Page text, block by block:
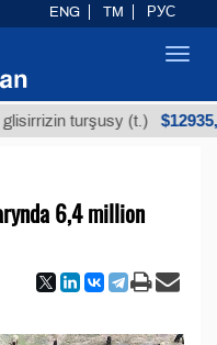
turşusy (t.) $12935,18
6,4 million
ENG TM РУС